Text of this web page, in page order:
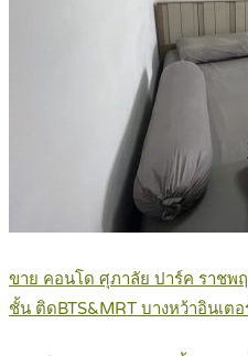
ขาย คอนโด ศุภาลัย ปาร์ค ราชพ
ชั้น ติดBTS&MRT บางหว้าอินเต